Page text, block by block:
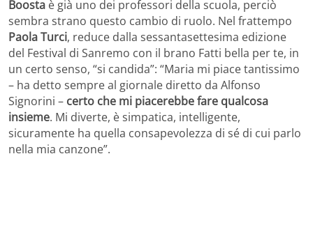
Boosta è già uno dei professori della scuola, perciò
sembra strano questo cambio di ruolo. Nel frattempo
Paola Turci, reduce dalla sessantasettesima edizione
del Festival di Sanremo con il brano Fatti bella per te, in
un certo senso, “si candida”: “Maria mi piace tantissimo
– ha detto sempre al giornale diretto da Alfonso
Signorini – certo che mi piacerebbe fare qualcosa
insieme. Mi diverte, è simpatica, intelligente,
sicuramente ha quella consapevolezza di sé di cui parlo
nella mia canzone”.